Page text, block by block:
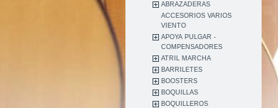
ABRAZADERAS
ACCESORIOS VARIOS
VIENTO
APOYA PULGAR -
COMPENSADORES
ATRIL MARCHA
BARRILETES
BOOSTERS
BOQUILLAS
BOQUILLEROS